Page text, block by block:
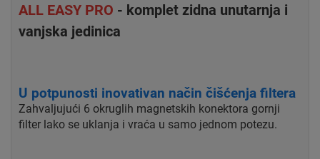
ALL EASY PRO - komplet zidna unutarnja i
vanjska jedinica
U potpunosti inovativan način čišćenja filtera
Zahvaljujući 6 okruglih magnetskih konektora gornji
filter lako se uklanja i vraća u samo jednom potezu.